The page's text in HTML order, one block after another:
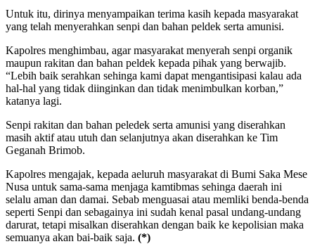
Untuk itu, dirinya menyampaikan terima kasih kepada masyarakat
yang telah menyerahkan senpi dan bahan peldek serta amunisi.
Kapolres menghimbau, agar masyarakat menyerah senpi organik
maupun rakitan dan bahan peldek kepada pihak yang berwajib.
“Lebih baik serahkan sehinga kami dapat mengantisipasi kalau ada
hal-hal yang tidak diinginkan dan tidak menimbulkan korban,”
katanya lagi.
Senpi rakitan dan bahan peledek serta amunisi yang diserahkan
masih aktif atau utuh dan selanjutnya akan diserahkan ke Tim
Geganah Brimob.
Kapolres mengajak, kepada aeluruh masyarakat di Bumi Saka Mese
Nusa untuk sama-sama menjaga kamtibmas sehinga daerah ini
selalu aman dan damai. Sebab menguasai atau memliki benda-benda
seperti Senpi dan sebagainya ini sudah kenal pasal undang-undang
darurat, tetapi misalkan diserahkan dengan baik ke kepolisian maka
semuanya akan bai-baik saja. (*)